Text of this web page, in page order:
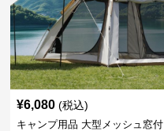
¥6,080 (税込)
キャンプ用品 大型メッシュ窓付